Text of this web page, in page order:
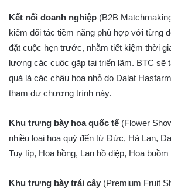
Kết nối doanh nghiệp (B2B
kiếm đối tác tiềm năng phù hợp với từng
đặt cuộc hẹn trước, nhằm tiết kiệm thời
lượng các cuộc gặp tại triển lãm. BTC sẽ
quà là các chậu hoa nhỏ do Dalat
tham dự chương trình này.
Khu trưng bày hoa quốc tế (Flower
nhiều loại hoa quý đến từ Đức, Hà Lan,
Tuy líp, Hoa hồng, Lan hồ điệp, Hoa
Khu trưng bày trái cây (Premium Fruit